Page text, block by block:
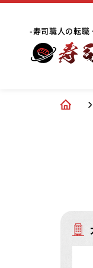
-寿司職人の転職